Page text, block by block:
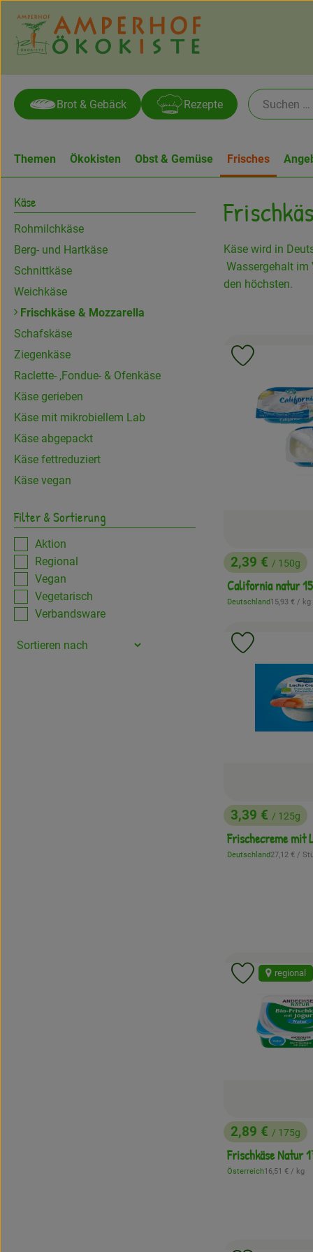
Brot & Gebäck Rezepte
Themen Ökokisten Obst & Gemüse Frisches
Käse
Rohmilchkäse
Berg- und Hartkäse
Schnittkäse
Weichkäse
Frischkäse & Mozzarella
Schafskäse
Ziegenkäse
Raclette- ,Fondue- & Ofenkäse
Käse gerieben
Käse mit mikrobiellem Lab
Käse abgepackt
Käse fettreduziert
Käse vegan
Filter & Sortierung
Aktion
Regional
Vegan
Vegetarisch
Verbandsware
Käse wird in
Wassergehalt im
den höchsten.
, Preis:
2,39 € / 150g
California natur
, Herkunft:
Deutschland,15,93 € / kg
Produkt
, Preis:
3,39 € / 125g
Frischecreme mit
, Herkunft:
Deutschland,27,12 € /
Produkt
, Preis:
2,89 € / 175g
Frischkäse Natur
, Herkunft:
Österreich, Referenzpreis:
16,51 € / kg
regional
Produkt